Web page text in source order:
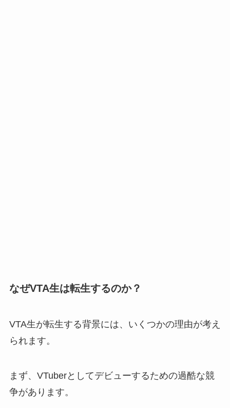
なぜVTA生は転生するのか？
VTA生が転生する背景には、いくつかの理由が考え
られます。
まず、VTuberとしてデビューするための過酷な競
争があります。